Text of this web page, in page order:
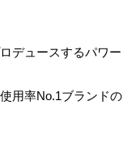
デュースするパワー
用率No.1ブランドの